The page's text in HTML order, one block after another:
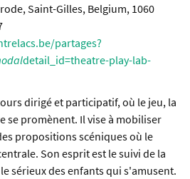
Saint-Gilles, Belgium, 1060
partages?
detail_id=theatre-play-lab-
dirigé et participatif, où le jeu, la
se promènent. Il vise à mobiliser
propositions scéniques où le
Son esprit est le suivi de la
sérieux des enfants qui s'amusent.